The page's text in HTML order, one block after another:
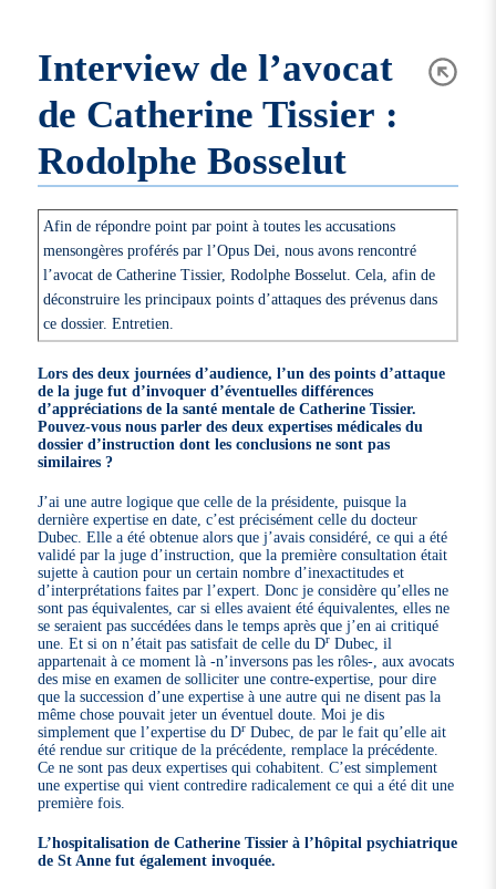
Interview de l’avocat
de Catherine Tissier :
Rodolphe Bosselut
Afin de répondre point par point à toutes les accusations
mensongères proférés par l’Opus Dei, nous avons rencontré
l’avocat de Catherine Tissier, Rodolphe Bosselut. Cela, afin de
déconstruire les principaux points d’attaques des prévenus dans
ce dossier. Entretien.
Lors des deux journées d’audience, l’un des points d’attaque
de la juge fut d’invoquer d’éventuelles différences
d’appréciations de la santé mentale de Catherine Tissier.
Pouvez-vous nous parler des deux expertises médicales du
dossier d’instruction dont les conclusions ne sont pas
similaires ?
J’ai une autre logique que celle de la présidente, puisque la
dernière expertise en date, c’est précisément celle du docteur
Dubec. Elle a été obtenue alors que j’avais considéré, ce qui a été
validé par la juge d’instruction, que la première consultation était
sujette à caution pour un certain nombre d’inexactitudes et
d’interprétations faites par l’expert. Donc je considère qu’elles ne
sont pas équivalentes, car si elles avaient été équivalentes, elles ne
se seraient pas succédées dans le temps après que j’en ai critiqué
une. Et si on n’était pas satisfait de celle du Dr Dubec, il
appartenait à ce moment là -n’inversons pas les rôles-, aux avocats
des mise en examen de solliciter une contre-expertise, pour dire
que la succession d’une expertise à une autre qui ne disent pas la
même chose pouvait jeter un éventuel doute. Moi je dis
simplement que l’expertise du Dr Dubec, de par le fait qu’elle ait
été rendue sur critique de la précédente, remplace la précédente.
Ce ne sont pas deux expertises qui cohabitent. C’est simplement
une expertise qui vient contredire radicalement ce qui a été dit une
première fois.
L’hospitalisation de Catherine Tissier à l’hôpital psychiatrique
de St Anne fut également invoquée.